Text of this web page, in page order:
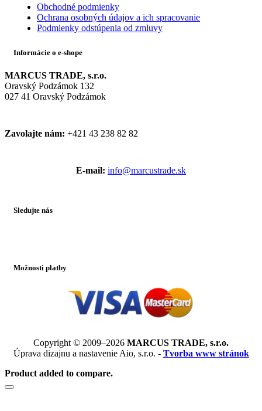
Obchodné podmienky
Ochrana osobných údajov a ich spracovanie
Podmienky odstúpenia od zmluvy
Informácie o e-shope
MARCUS TRADE, s.r.o.
Oravský Podzámok 132
027 41 Oravský Podzámok
Zavolajte nám: +421 43 238 82 82
E-mail: info@marcustrade.sk
Sledujte nás
Možnosti platby
Copyright © 2009–2026 MARCUS TRADE, s.r.o.
Úprava dizajnu a nastavenie Aio, s.r.o. - Tvorba www stránok
Product added to compare.